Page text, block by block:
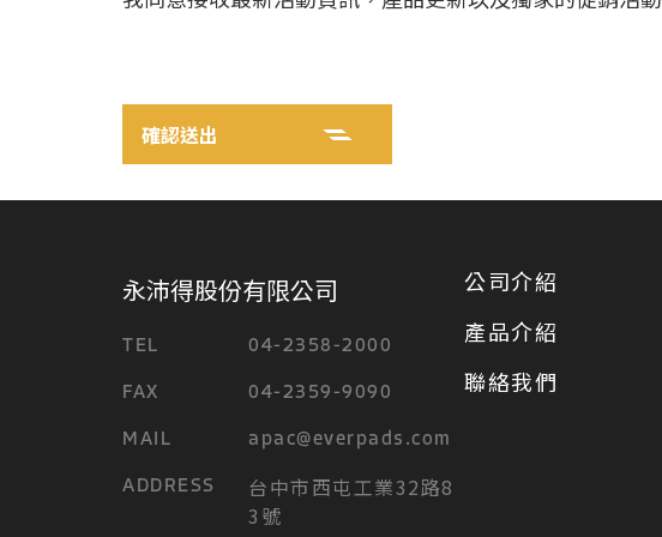
永沛得股份有限公司
TEL 04-2358-2000
FAX 04-2359-9090
MAIL apac@everpads.com
ADDRESS
台中市西屯工業32路8
3號
公司介紹
產品介紹
聯絡我們